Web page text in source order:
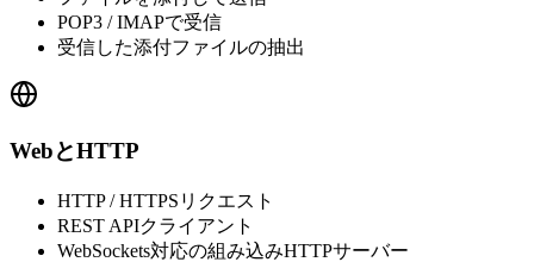
POP3 / IMAPで受信
受信した添付ファイルの抽出
WebとHTTP
HTTP / HTTPSリクエスト
REST APIクライアント
WebSockets対応の組み込みHTTPサーバー